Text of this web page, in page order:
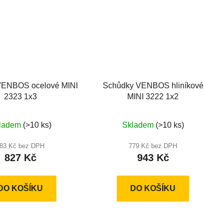
ocelové MINI
2323 1x3
(>10 ks)
Kč bez DPH
827 Kč
KOŠÍKU
Schůdky VENBOS hliníkové
MINI 3222 1x2
hodnocení
produktu
je
z
Skladem (>10 ks)
779 Kč bez DPH
943 Kč
DO KOŠÍKU